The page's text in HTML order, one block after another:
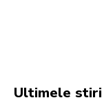
Ultimele stiri